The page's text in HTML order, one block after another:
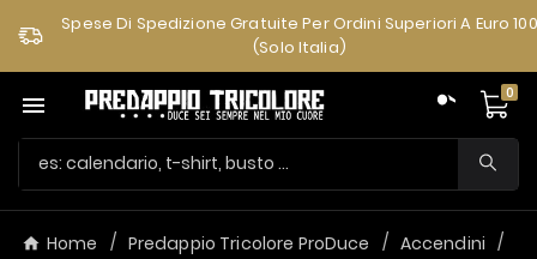
Spese Di Spedizione Gratuite Per Ordini Superiori A Euro 100
(solo Italia)
 0
Home Predappio Tricolore ProDuce
Accendini